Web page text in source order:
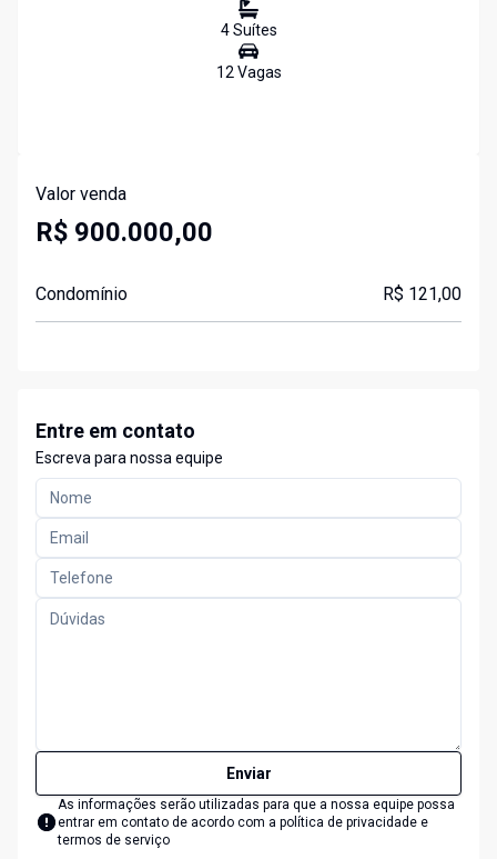
4Suítes
12Vagas
Valor venda
R$ 900.000,00
Condomínio R$ 121,00
Entre em contato
Escreva para nossa equipe
Enviar
As informações serão utilizadas para que a nossa equipe possa
entrar em contato de acordo com a política de privacidade e
termos de serviço